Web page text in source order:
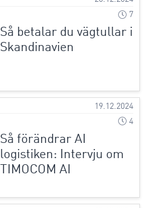
7
Så betalar du vägtullar i
Skandinavien
19.12.2024
4
Så förändrar AI
logistiken: Intervju om
TIMOCOM AI